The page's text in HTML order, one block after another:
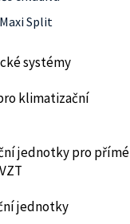
Split
systémy
klimatizační
jednotky pro přímé
jednotky